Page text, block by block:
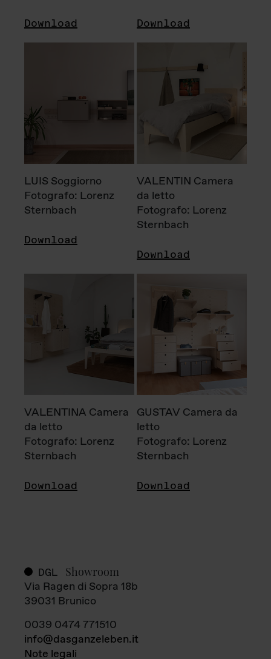
Download Download
LUIS Soggiorno
Fotografo: Lorenz
Sternbach
Download
VALENTIN Camera
da letto
Fotografo: Lorenz
Sternbach
Download
VALENTINA Camera
da letto
Fotografo: Lorenz
Sternbach
Download
GUSTAV Camera da
letto
Fotografo: Lorenz
Sternbach
Download
DGL Showroom
Via Ragen di Sopra 18b
39031 Brunico
0039 0474 771510
info@dasganzeleben.it
Note legali